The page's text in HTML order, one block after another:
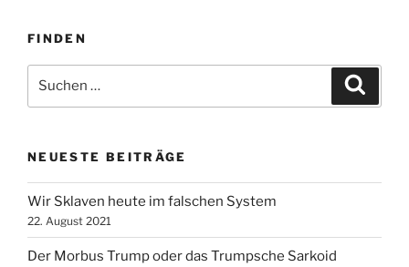
FINDEN
nach:
NEUESTE BEITRÄGE
Wir Sklaven heute im falschen System
22. August 2021
Der Morbus Trump oder das Trumpsche Sarkoid